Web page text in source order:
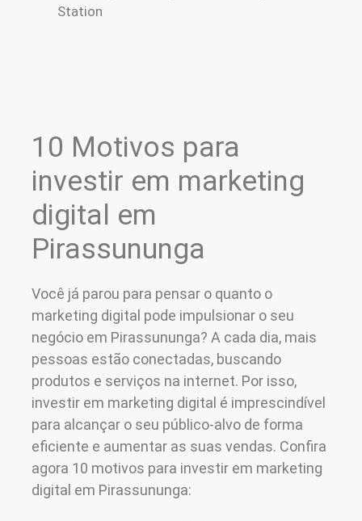
Station
10 Motivos para
investir em marketing
digital em
Pirassununga
Você já parou para pensar o quanto o
marketing digital pode impulsionar o seu
negócio em Pirassununga? A cada dia, mais
pessoas estão conectadas, buscando
produtos e serviços na internet. Por isso,
investir em marketing digital é imprescindível
para alcançar o seu público-alvo de forma
eficiente e aumentar as suas vendas. Confira
agora 10 motivos para investir em marketing
digital em Pirassununga: